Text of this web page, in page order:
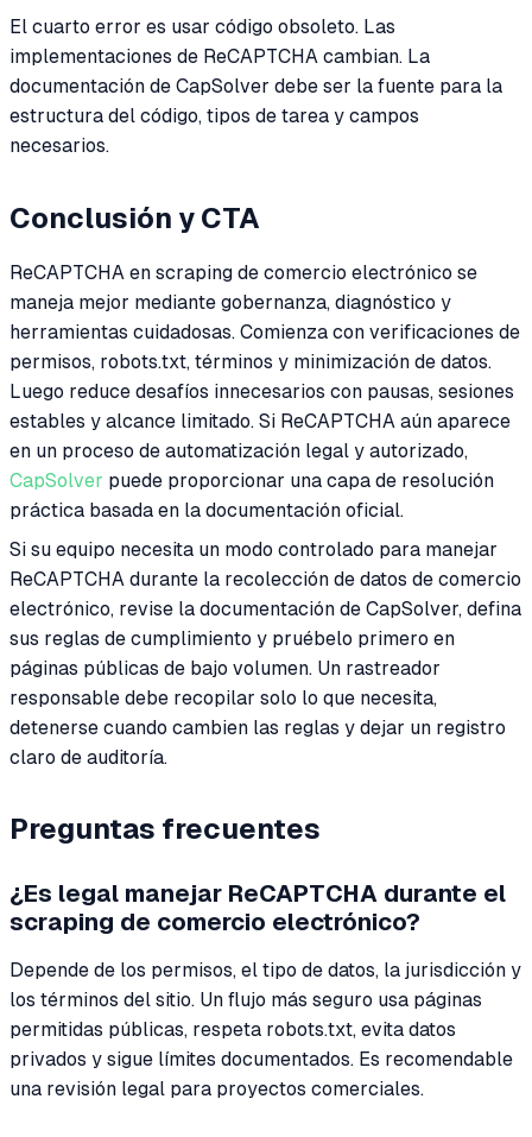
El cuarto error es usar código obsoleto. Las
implementaciones de ReCAPTCHA cambian. La
documentación de CapSolver debe ser la fuente para la
estructura del código, tipos de tarea y campos
necesarios.
Conclusión y CTA
ReCAPTCHA en scraping de comercio electrónico se
maneja mejor mediante gobernanza, diagnóstico y
herramientas cuidadosas. Comienza con verificaciones de
permisos, robots.txt, términos y minimización de datos.
Luego reduce desafíos innecesarios con pausas, sesiones
estables y alcance limitado. Si ReCAPTCHA aún aparece
en un proceso de automatización legal y autorizado,
CapSolver puede proporcionar una capa de resolución
práctica basada en la documentación oficial.
Si su equipo necesita un modo controlado para manejar
ReCAPTCHA durante la recolección de datos de comercio
electrónico, revise la documentación de CapSolver, defina
sus reglas de cumplimiento y pruébelo primero en
páginas públicas de bajo volumen. Un rastreador
responsable debe recopilar solo lo que necesita,
detenerse cuando cambien las reglas y dejar un registro
claro de auditoría.
Preguntas frecuentes
¿Es legal manejar ReCAPTCHA durante el
scraping de comercio electrónico?
Depende de los permisos, el tipo de datos, la jurisdicción y
los términos del sitio. Un flujo más seguro usa páginas
permitidas públicas, respeta robots.txt, evita datos
privados y sigue límites documentados. Es recomendable
una revisión legal para proyectos comerciales.